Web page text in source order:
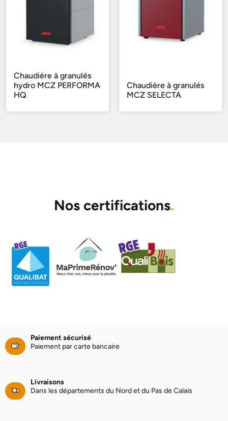
Chaudière à granulés
hydro MCZ PERFORMA
HQ.
Chaudière à granulés
MCZ SELECTA.
Nos certifications.
Paiement sécurisé
Paiement par carte bancaire
Livraisons
Dans les départements du Nord et du Pas de Calais